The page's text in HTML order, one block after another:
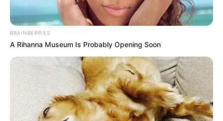
BRAINBERRIES
A Rihanna Museum Is Probably Opening Soon